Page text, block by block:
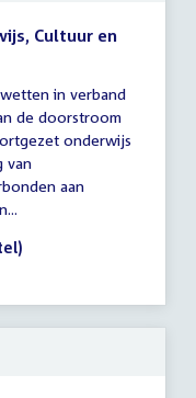
Cultuur en
in verband
de doorstroom
onderwijs
van
aan